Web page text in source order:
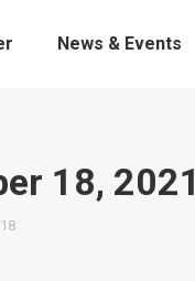
News & Events
18, 2021
18